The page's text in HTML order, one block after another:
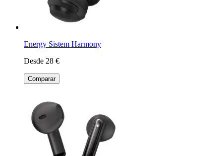
Energy Sistem Harmony
Desde 28 €
Comparar